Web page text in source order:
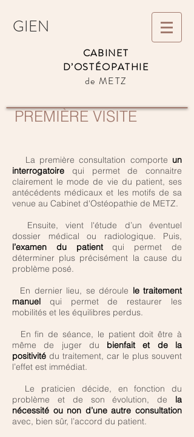
GIEN
CABINET
D’OSTÉOPATHIE
de METZ
PREMIÈRE VISITE
La première consultation comporte un
interrogatoire qui permet de connaitre
clairement le mode de vie du patient, ses
antécédents médicaux et les motifs de sa
venue au Cabinet d'Ostéopathie de METZ.
Ensuite, vient l'étude d’un éventuel
dossier médical ou radiologique. Puis,
l’examen du patientqui permet de
déterminer plus précisément la cause du
problème posé.
En dernier lieu, se déroule le traitement
manuel
qui permet de restaurer les
mobilités et les équilibres perdus.
En fin de séance, le patient doit être à
même de juger du bienfait et de la
positivité du traitement, car le plus souvent
l’effet est immédiat.
Le praticien décide, en fonction du
problème et de son évolution, de la
nécessité ou non d’une autre consultation
avec, bien sûr, l’accord du patient.